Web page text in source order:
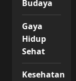
Budaya
Gaya
Hidup
Sehat
Kesehatan